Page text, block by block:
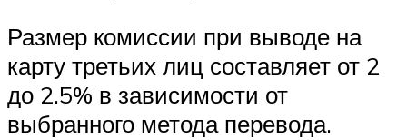
Размер комиссии при выводе на
карту третьих лиц составляет от 2
до 2.5% в зависимости от
выбранного метода перевода.